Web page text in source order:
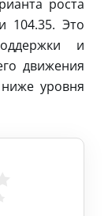
роста
104.35. Это
и
движения
уровня